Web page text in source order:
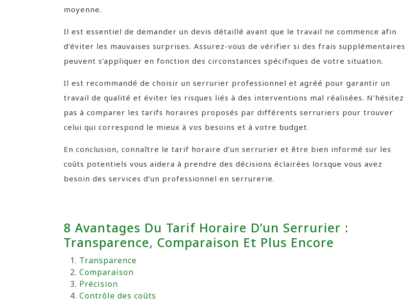
moyenne.
Il est essentiel de demander un devis détaillé avant que le travail ne commence afin
d’éviter les mauvaises surprises. Assurez-vous de vérifier si des frais supplémentaires
peuvent s’appliquer en fonction des circonstances spécifiques de votre situation.
Il est recommandé de choisir un serrurier professionnel et agréé pour garantir un
travail de qualité et éviter les risques liés à des interventions mal réalisées. N’hésitez
pas à comparer les tarifs horaires proposés par différents serruriers pour trouver
celui qui correspond le mieux à vos besoins et à votre budget.
En conclusion, connaître le tarif horaire d’un serrurier et être bien informé sur les
coûts potentiels vous aidera à prendre des décisions éclairées lorsque vous avez
besoin des services d’un professionnel en serrurerie.
8 Avantages Du Tarif Horaire D’un Serrurier :
Transparence, Comparaison Et Plus Encore
Transparence
Comparaison
Précision
Contrôle des coûts